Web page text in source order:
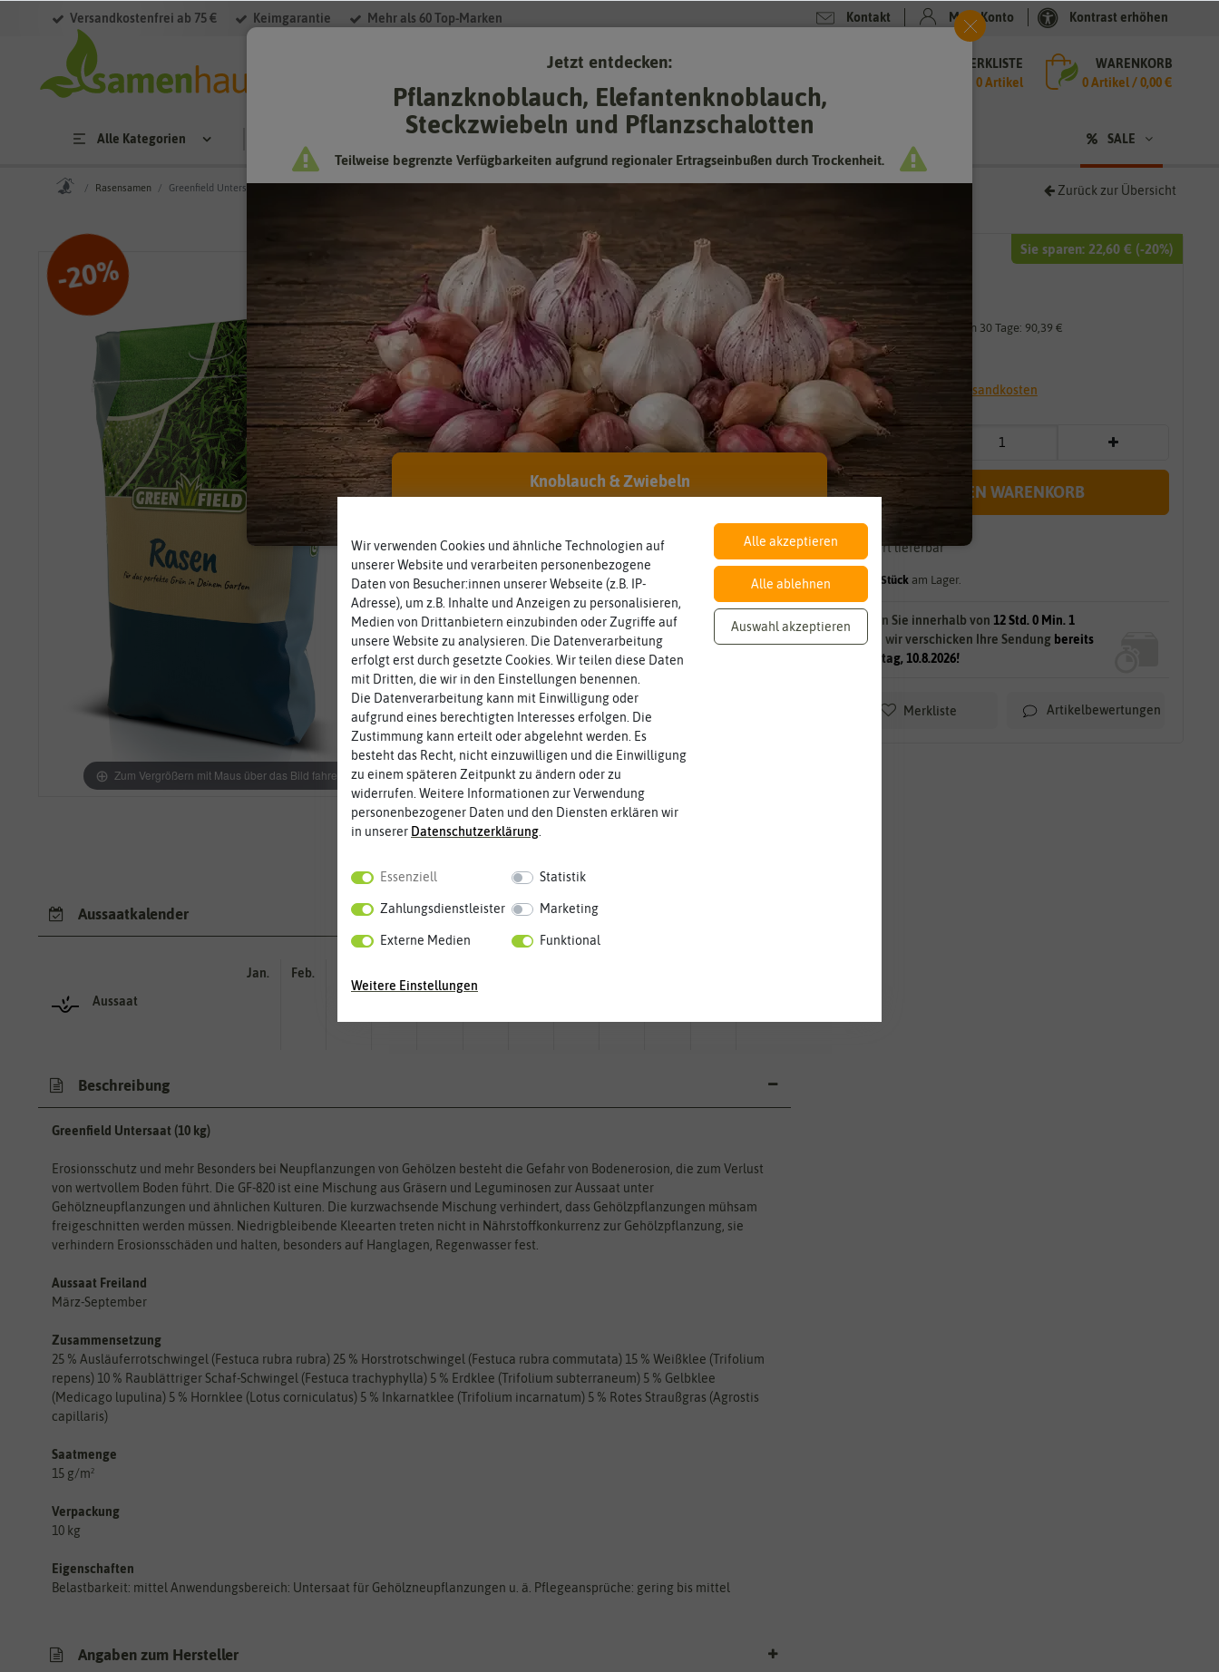
Versandkostenfrei ab 75 € Keimgarantie Mehr als 60 Top-Marken Kontakt Mein Konto Kontrast erhöhen
MERKLISTE
0 Artikel
WARENKORB
0Artikel /0,00 €
Alle Kategorien SALE
Rasensamen Greenfield Untersaat (10 kg) [MHD 12/2026] Zurück zur Übersicht
Zum Vergrößern mit Maus über das Bild fahren
-20%
Sie sparen: 22,60 € (-20%)
90,39 €
Niedrigster Preis der letzten 30 Tage: 90,39 €
9,04 € / kg
* inkl. 7% MwSt. zzgl. Versandkosten
IN DEN WARENKORB
sofort lieferbar
Stück am Lager.
Bestellen Sie innerhalb von 11 Std. 59 Min. 59
und wir verschicken Ihre Sendung bereits
am Montag, 10.8.2026!
Merkliste Artikelbewertungen
Greenfield Untersaat (10 kg) [MHD
12/2026]
Mindesthaltbarkeitsdatum (MHD) überschritten oder
fast erreicht:
Kann man abgelaufenes Saatgut trotzdem noch
verwenden?
Feldsaaten Freudenberger
Artikelnummer:
69820-ff
Inhalt
10,0 kg Wie viel ist enthalten
Haltbarkeit
min. 12/2026
Zeitpunkt, bis zu dem das Saat-
und Pflanzgut sehr gut keimen
sollte.
Aussaatkalender
Aussaat
Jan. Feb.
Beschreibung
Greenfield Untersaat (10 kg)
Erosionsschutz und mehr Besonders bei Neupflanzungen von Gehölzen besteht die Gefahr von Bodenerosion, die zum Verlust
von wertvollem Boden führt. Die GF-820 ist eine Mischung aus Gräsern und Leguminosen zur Aussaat unter
Gehölzneupflanzungen und ähnlichen Kulturen. Die kurzwachsende Mischung verhindert, dass Gehölzpflanzungen mühsam
freigeschnitten werden müssen. Niedrigbleibende Kleearten treten nicht in Nährstoffkonkurrenz zur Gehölzpflanzung, sie
verhindern Erosionsschäden und halten, besonders auf Hanglagen, Regenwasser fest.
Aussaat Freiland
März-September
Zusammensetzung
25 % Ausläuferrotschwingel (Festuca rubra rubra) 25 % Horstrotschwingel (Festuca rubra commutata) 15 % Weißklee (Trifolium
repens) 10 % Raublättriger Schaf-Schwingel (Festuca trachyphylla) 5 % Erdklee (Trifolium subterraneum) 5 % Gelbklee
(Medicago lupulina) 5 % Hornklee (Lotus corniculatus) 5 % Inkarnatklee (Trifolium incarnatum) 5 % Rotes Straußgras (Agrostis
capillaris)
Saatmenge
15 g/m²
Verpackung
10 kg
Eigenschaften
Belastbarkeit: mittel Anwendungsbereich: Untersaat für Gehölzneupflanzungen u. ä. Pflegeansprüche: gering bis mittel
Angaben zum Hersteller
Wir verwenden Cookies und ähnliche Technologien auf
unserer Website und verarbeiten personenbezogene
Daten von Besucher:innen unserer Webseite (z.B. IP-
Adresse), um z.B. Inhalte und Anzeigen zu personalisieren,
Medien von Drittanbietern einzubinden oder Zugriffe auf
unsere Website zu analysieren. Die Datenverarbeitung
erfolgt erst durch gesetzte Cookies. Wir teilen diese Daten
mit Dritten, die wir in den Einstellungen benennen.
Die Datenverarbeitung kann mit Einwilligung oder
aufgrund eines berechtigten Interesses erfolgen. Die
Zustimmung kann erteilt oder abgelehnt werden. Es
besteht das Recht, nicht einzuwilligen und die Einwilligung
zu einem späteren Zeitpunkt zu ändern oder zu
widerrufen. Weitere Informationen zur Verwendung
personenbezogener Daten und den Diensten erklären wir
in unserer Daten­schutz­erklärung.
Essenziell Statistik
Zahlungsdienstleister Marketing
Externe Medien Funktional
Weitere Einstellungen
Alle akzeptieren
Alle ablehnen
Auswahl akzeptieren
Jetzt entdecken:
Pflanzknoblauch, Elefantenknoblauch,
Steckzwiebeln und Pflanzschalotten
Teilweise begrenzte Verfügbarkeiten aufgrund regionaler Ertragseinbußen durch Trockenheit.
Knoblauch & Zwiebeln